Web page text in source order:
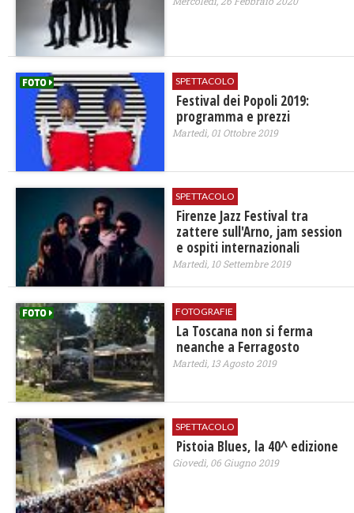
SPETTACOLO
Festival dei Popoli 2019:
programma e prezzi
Martedì, 01 Ottobre 2019
SPETTACOLO
Firenze Jazz Festival tra
zattere sull'Arno, jam session
e ospiti internazionali
Martedì, 10 Settembre 2019
FOTOGRAFIE
La Toscana non si ferma
neanche a Ferragosto
Martedì, 13 Agosto 2019
SPETTACOLO
Pistoia Blues, la 40^ edizione
Giovedì, 06 Giugno 2019